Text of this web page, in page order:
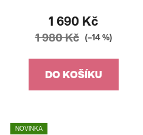
1 690 Kč
1 980 Kč (–14 %)
DO KOŠÍKU
NOVINKA